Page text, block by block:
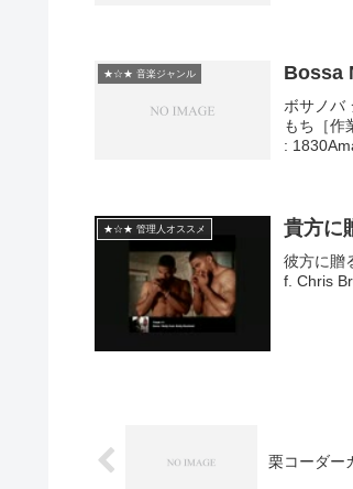
★☆★ 音楽ジャンル Bossa
ボサノバ
もち［作
:
★☆★ 管理人オススメ 貴方に
彼方に贈
f. Chris
栗コーダー